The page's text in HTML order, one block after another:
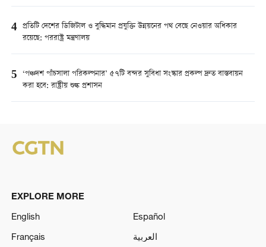
4 প্রতিটি দেশের ডিজিটাল ও বুদ্ধিমান প্রযুক্তি উন্নয়নের পথ বেছে নেওয়ার অধিকার
রয়েছে: পররাষ্ট্র মন্ত্রণালয়
5 ‘পঞ্চদশ পাঁচসালা পরিকল্পনার’ ৫৭টি বন্দর সুবিধা সংস্কার প্রকল্প দ্রুত বাস্তবায়ন
করা হবে: রাষ্ট্রীয় শুল্ক প্রশাসন
EXPLORE MORE
English
Español
Français
العربية